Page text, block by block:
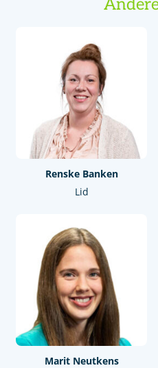
Renske Banken
Lid
Marit Neutkens